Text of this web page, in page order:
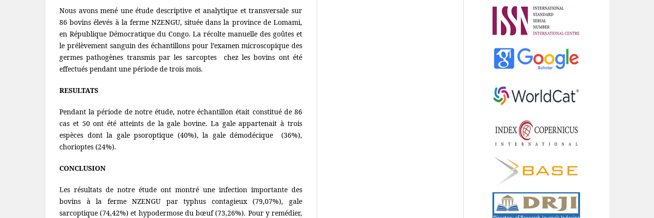
Nous avons mené une étude descriptive et analytique et transversale sur
86 bovins élevés à la ferme NZENGU, située dans la province de Lomami,
en République Démocratique du Congo. La récolte manuelle des goûtes et
le prélèvement sanguin des échantillons pour l’examen microscopique des
germes pathogènes transmis par les sarcoptes chez les bovins ont été
effectués pendant une période de trois mois.
RESULTATS
Pendant la période de notre étude, notre échantillon était constitué de 86
cas et 50 ont été atteints de la gale bovine. La gale appartenait à trois
espèces dont la gale psoroptique (40%), la gale démodécique (36%),
chorioptes (24%).
CONCLUSION
Les résultats de notre étude ont montré une infection importante des
bovins à la ferme NZENGU par typhus contagieux (79,07%), gale
sarcoptique (74,42%) et hypodermose du bœuf (73,26%). Pour y remédier,